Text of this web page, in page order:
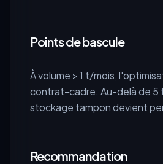
Points de bascule
À volume > 1 t/mois,
contrat-cadre. Au-delà de 5
stockage tampon devient
Recommandation